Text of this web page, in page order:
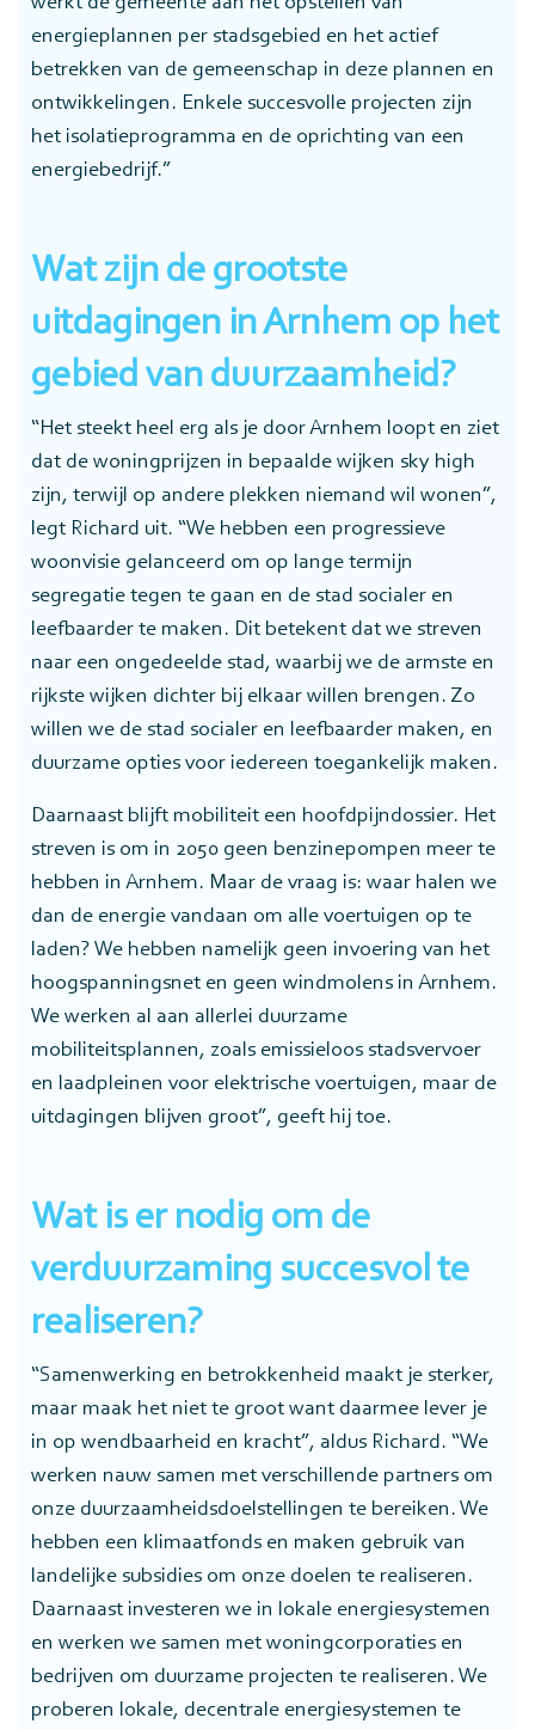
energieplannen per stadsgebied en het actief
betrekken van de gemeenschap in deze plannen en
ontwikkelingen. Enkele succesvolle projecten zijn
het isolatieprogramma en de oprichting van een
energiebedrijf.”
Wat zijn de grootste
uitdagingen in Arnhem op het
gebied van duurzaamheid?
“Het steekt heel erg als je door Arnhem loopt en ziet
dat de woningprijzen in bepaalde wijken sky high
zijn, terwijl op andere plekken niemand wil wonen”,
legt Richard uit. “We hebben een progressieve
woonvisie gelanceerd om op lange termijn
segregatie tegen te gaan en de stad socialer en
leefbaarder te maken. Dit betekent dat we streven
naar een ongedeelde stad, waarbij we de armste en
rijkste wijken dichter bij elkaar willen brengen. Zo
willen we de stad socialer en leefbaarder maken, en
duurzame opties voor iedereen toegankelijk maken.
Daarnaast blijft mobiliteit een hoofdpijndossier. Het
streven is om in 2050 geen benzinepompen meer te
hebben in Arnhem. Maar de vraag is: waar halen we
dan de energie vandaan om alle voertuigen op te
laden? We hebben namelijk geen invoering van het
hoogspanningsnet en geen windmolens in Arnhem.
We werken al aan allerlei duurzame
mobiliteitsplannen, zoals emissieloos stadsvervoer
en laadpleinen voor elektrische voertuigen, maar de
uitdagingen blijven groot”, geeft hij toe.
Wat is er nodig om de
verduurzaming succesvol te
realiseren?
“Samenwerking en betrokkenheid maakt je sterker,
maar maak het niet te groot want daarmee lever je
in op wendbaarheid en kracht”, aldus Richard. “We
werken nauw samen met verschillende partners om
onze duurzaamheidsdoelstellingen te bereiken. We
hebben een klimaatfonds en maken gebruik van
landelijke subsidies om onze doelen te realiseren.
Daarnaast investeren we in lokale energiesystemen
en werken we samen met woningcorporaties en
bedrijven om duurzame projecten te realiseren. We
proberen lokale, decentrale energiesystemen te